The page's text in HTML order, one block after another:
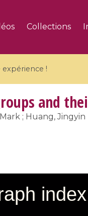
Collections
!
geometry /
et géométrie
and
; Huang, Jingyin